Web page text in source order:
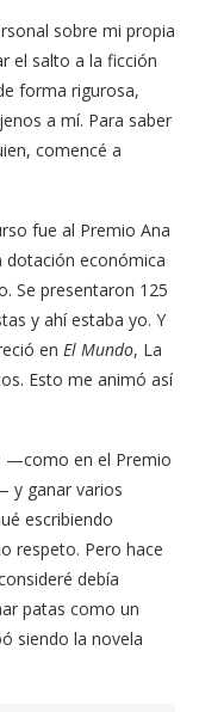
sobre mi propia
el salto a la ficción
forma rigurosa,
a mí. Para saber
comencé a
fue al Premio Ana
dotación económica
Se presentaron 125
y ahí estaba yo. Y
en El Mundo, La
Esto me animó así
—como en el Premio
y ganar varios
escribiendo
respeto. Pero hace
debía
patas como un
siendo la novela